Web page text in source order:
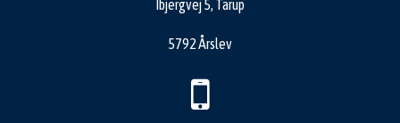
Ibjergvej 5, Tarup
5792 Årslev